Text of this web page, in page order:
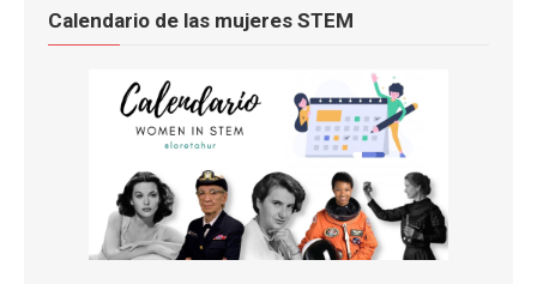
Calendario de las mujeres STEM